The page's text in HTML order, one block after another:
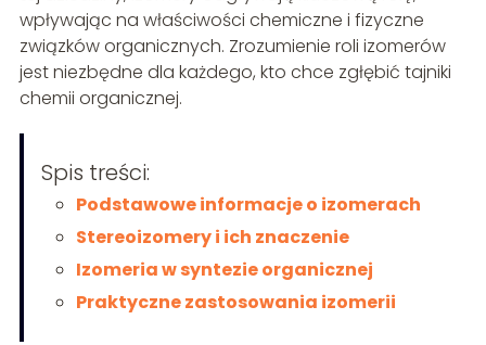
wpływając na właściwości chemiczne i fizyczne
związków organicznych. Zrozumienie roli izomerów
jest niezbędne dla każdego, kto chce zgłębić tajniki
chemii organicznej.
Spis treści:
Podstawowe informacje o izomerach
Stereoizomery i ich znaczenie
Izomeria w syntezie organicznej
Praktyczne zastosowania izomerii